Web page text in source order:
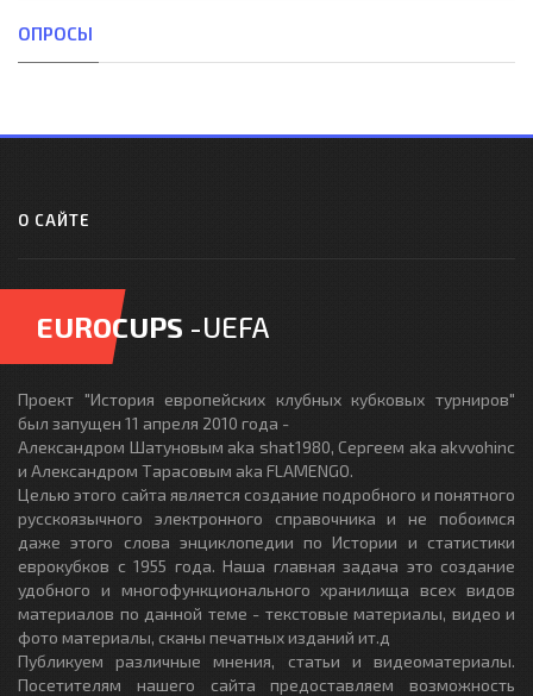
ОПРОСЫ
О САЙТЕ
EUROCUPS -UEFA
Проект "История европейских клубных кубковых турниров"
был запущен 11 апреля 2010 года -
Александром Шатуновым aka shat1980, Сергеем aka akvvohinc
и Александром Тарасовым aka FLAMENGO.
Целью этого сайта является создание подробного и понятного
русскоязычного электронного справочника и не побоимся
даже этого слова энциклопедии по Истории и статистики
еврокубков с 1955 года. Наша главная задача это создание
удобного и многофункционального хранилища всех видов
материалов по данной теме - текстовые материалы, видео и
фото материалы, сканы печатных изданий ит.д
Публикуем различные мнения, статьи и видеоматериалы.
Посетителям нашего сайта предоставляем возможность